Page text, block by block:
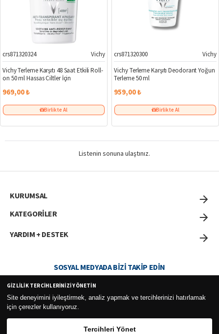
crs871320324
Vichy
Vichy Terleme Karşıtı 48 Saat Etkili Roll-
on 50 ml Hassas Ciltler İçin
969,00 ₺
Birlikte Al
crs871320300
Vichy
Vichy Terleme Karşıtı Deodorant Yoğun
Terleme 50 ml
959,00 ₺
Birlikte Al
Listenin sonuna ulaştınız.
KURUMSAL
KATEGORİLER
YARDIM + DESTEK
SOSYAL MEDYADA BIZI TAKIP EDIN
GIZLILIK TERCIHLERINIZI YÖNETIN
Site deneyimini iyileştirmek, analiz yapmak ve tercihlerinizi hatırlamak
için çerezler kullanıyoruz.
Tercihleri Yönet